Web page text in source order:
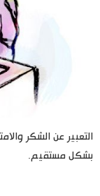
التعبير عن الشكر
بشكل مستقيم.